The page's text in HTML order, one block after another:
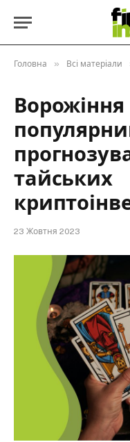
Головна » Всі матеріали
Ворожіння
тайських
23 Жовтня 2023